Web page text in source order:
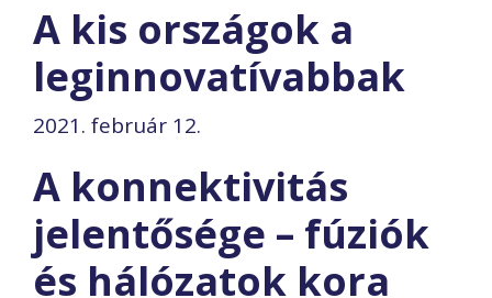
A kis országok a
leginnovatívabbak
2021. február 12.
A konnektivitás
jelentősége – fúziók
és hálózatok kora